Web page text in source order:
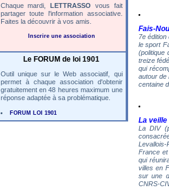
Chaque mardi, LETTRASSO vous fait
partager toute l'information associative.
Faites la découvrir à vos amis.
Inscrire une association
Le FORUM de loi 1901
Outil unique sur le Web associatif, qui
permet à chaque association d'obtenir
gratuitement en 48 heures maximum une
réponse adaptée à sa problématique.
FORUM LOI 1901
Fais-
7e édition
le sport
(politique
treize
qui
autour de
centaine
La
La DIV
Levallois-
France
qui
villes en
sur une
CNRS-